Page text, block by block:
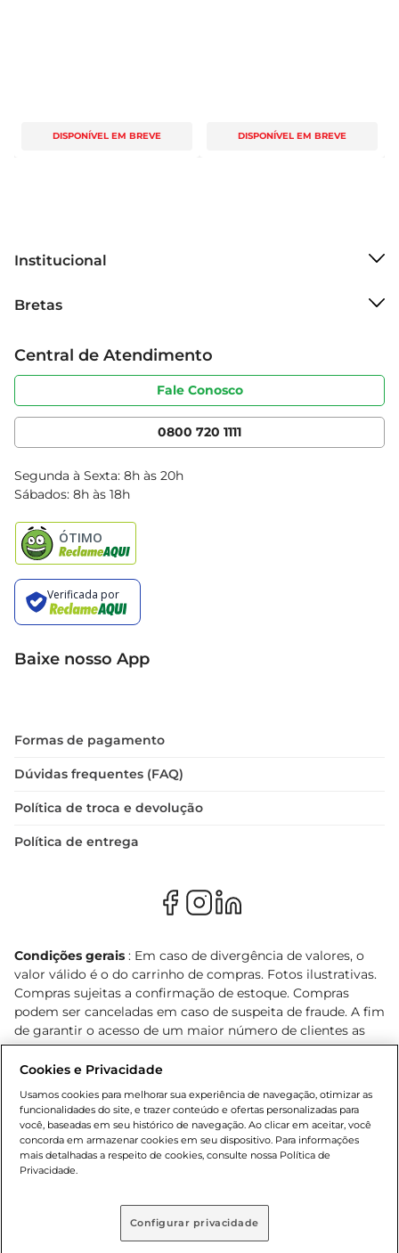
DISPONÍVEL EM BREVE DISPONÍVEL EM BREVE
Institucional
Grupo Cencosud
Sobre privacidade
Portal do fornecedor
Cencosud Media
Bretas
Produtos Bretas
Código de ética
Serviços
Clube Bretas
Blog Bretas
Black Friday
Central de Atendimento
Fale Conosco
0800 720 1111
Segunda à Sexta: 8h às 20h
Sábados: 8h às 18h
Baixe nosso App
Formas de pagamento
Dúvidas frequentes (FAQ)
Política de troca e devolução
Política de entrega
Condições gerais : Em caso de divergência de valores, o
valor válido é o do carrinho de compras. Fotos ilustrativas.
Compras sujeitas a confirmação de estoque. Compras
podem ser canceladas em caso de suspeita de fraude. A fim
de garantir o acesso de um maior número de clientes as
nossas promoções, a compra de produtos com preços
promocionais poderá ter sua quantidade limitada por
cliente. Os preços, ofertas e condições são exclusivos para
o e-commerce e válidos durante o dia de hoje, podendo
sofrer alterações sem prévia notificação. Proibida a venda
de bebidas alcoólicas para menores de 18 anos, conforme
Lei n.º 8069/90, art. 81, inciso II (Estatuto da Criança e do
prévio. O valor mínimo para as compras on-line é de R$
Cookies e Privacidade
Usamos cookies para melhorar sua experiência de navegação, otimizar as
funcionalidades do site, e trazer conteúdo e ofertas personalizadas para
você, baseadas em seu histórico de navegação. Ao clicar em aceitar, você
concorda em armazenar cookies em seu dispositivo. Para informações
mais detalhadas a respeito de cookies, consulte nossa Política de
Privacidade.
Configurar privacidade